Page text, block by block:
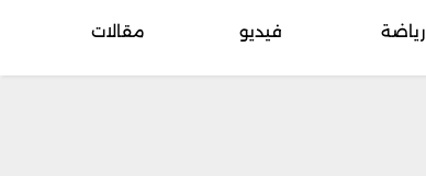
رياضة فيديو مقالات